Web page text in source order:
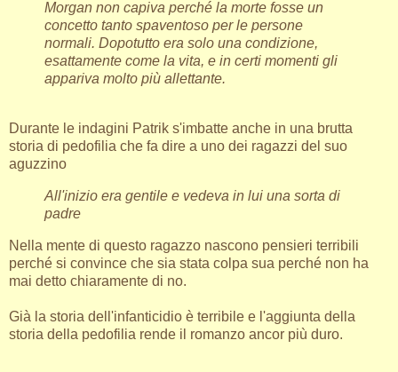
Morgan non capiva perché la morte fosse un
concetto tanto spaventoso per le persone
normali. Dopotutto era solo una condizione,
esattamente come la vita, e in certi momenti gli
appariva molto più allettante.
Durante le indagini Patrik s'imbatte anche in una brutta
storia di pedofilia che fa dire a uno dei ragazzi del suo
aguzzino
All'inizio era gentile e vedeva in lui una sorta di
padre
Nella mente di questo ragazzo nascono pensieri terribili
perché si convince che sia stata colpa sua perché non ha
mai detto chiaramente di no.
Già la storia dell'infanticidio è terribile e l'aggiunta della
storia della pedofilia rende il romanzo ancor più duro.